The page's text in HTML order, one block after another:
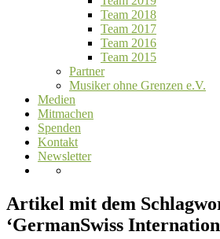
Team 2018
Team 2017
Team 2016
Team 2015
Partner
Musiker ohne Grenzen e.V.
Medien
Mitmachen
Spenden
Kontakt
Newsletter
Artikel mit dem
‘GermanSwiss